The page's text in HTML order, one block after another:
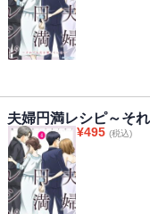
夫婦円満レシピ～そ
¥495 (税込)